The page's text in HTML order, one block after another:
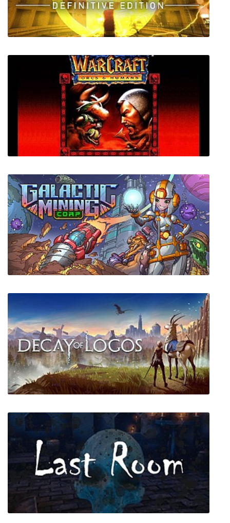
Factory Engineer
Black Mesa: Definitive Edition
Warcraft Orcs and Humans
Galactic Mining Corp
Decay of Logos